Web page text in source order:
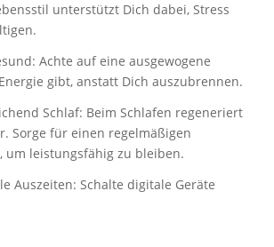
unterstützt Dich dabei, Stress
Achte auf eine ausgewogene
gibt, anstatt Dich auszubrennen.
Schlaf: Beim Schlafen regeneriert
Sorge für einen regelmäßigen
um leistungsfähig zu bleiben.
Auszeiten: Schalte digitale Geräte